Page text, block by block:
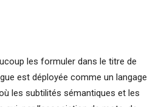
les formuler dans le titre de
est déployée comme un langage
les subtilités sémantiques et les